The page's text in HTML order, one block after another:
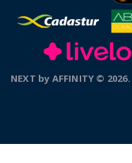
NEXT by AFFINITY © 2026.